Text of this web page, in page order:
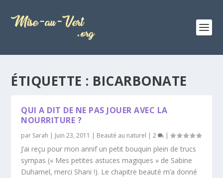
ÉTIQUETTE : BICARBONATE
QUI A DIT DE NE PAS JOUER AVEC LA
NOURRITURE ?
par Sarah | Juin 23, 2011 | Beauté au naturel |2 |
J’ai reçu pour mon annif un petit bouquin plein de trucs
sympas (« Mes petites astuces magiques » de Sabine
Duhamel, merci Shani !). Le chapitre beauté m’a donné